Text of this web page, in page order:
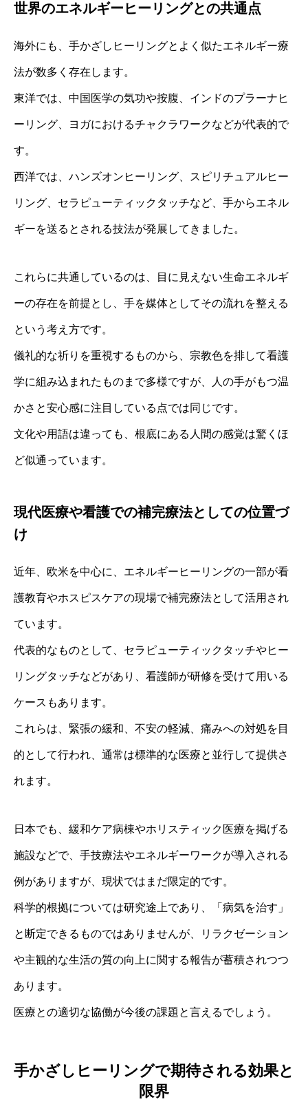
世界のエネルギーヒーリングとの共通点
海外にも、手かざしヒーリングとよく似たエネルギー療
法が数多く存在します。
東洋では、中国医学の気功や按腹、インドのプラーナヒ
ーリング、ヨガにおけるチャクラワークなどが代表的で
す。
西洋では、ハンズオンヒーリング、スピリチュアルヒー
リング、セラピューティックタッチなど、手からエネル
ギーを送るとされる技法が発展してきました。
これらに共通しているのは、目に見えない生命エネルギ
ーの存在を前提とし、手を媒体としてその流れを整える
という考え方です。
儀礼的な祈りを重視するものから、宗教色を排して看護
学に組み込まれたものまで多様ですが、人の手がもつ温
かさと安心感に注目している点では同じです。
文化や用語は違っても、根底にある人間の感覚は驚くほ
ど似通っています。
現代医療や看護での補完療法としての位置づ
け
近年、欧米を中心に、エネルギーヒーリングの一部が看
護教育やホスピスケアの現場で補完療法として活用され
ています。
代表的なものとして、セラピューティックタッチやヒー
リングタッチなどがあり、看護師が研修を受けて用いる
ケースもあります。
これらは、緊張の緩和、不安の軽減、痛みへの対処を目
的として行われ、通常は標準的な医療と並行して提供さ
れます。
日本でも、緩和ケア病棟やホリスティック医療を掲げる
施設などで、手技療法やエネルギーワークが導入される
例がありますが、現状ではまだ限定的です。
科学的根拠については研究途上であり、「病気を治す」
と断定できるものではありませんが、リラクゼーション
や主観的な生活の質の向上に関する報告が蓄積されつつ
あります。
医療との適切な協働が今後の課題と言えるでしょう。
手かざしヒーリングで期待される効果と
限界